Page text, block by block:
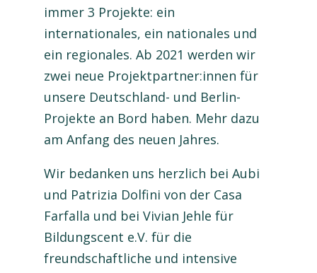
immer 3 Projekte: ein
internationales, ein nationales und
ein regionales. Ab 2021 werden wir
zwei neue Projektpartner:innen für
unsere Deutschland- und Berlin-
Projekte an Bord haben. Mehr dazu
am Anfang des neuen Jahres.
Wir bedanken uns herzlich bei Aubi
und Patrizia Dolfini von der Casa
Farfalla und bei Vivian Jehle für
Bildungscent e.V. für die
freundschaftliche und intensive